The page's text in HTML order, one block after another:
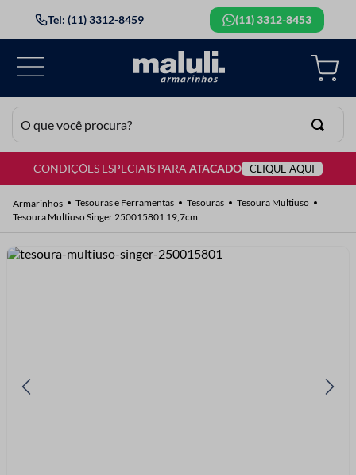
Tel: (11) 3312-8459 (11) 3312-8453
O que você procura?
CONDIÇÕES ESPECIAIS PARAATACADO CLIQUE AQUI
Tesouras e Ferramentas Tesouras
Tesoura Multiuso
Tesoura Multiuso Singer 250015801 19,7cm
TERMOS MAIS BUSCADOS
2º
barbante
3º
botão
8º